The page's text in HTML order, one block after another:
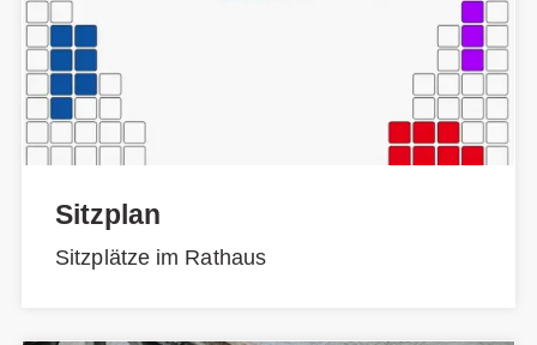
Sitzplan
Sitzplätze im Rathaus